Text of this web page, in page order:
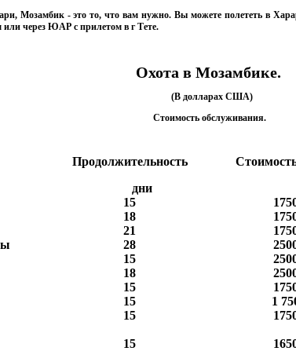
Мозамбик - это то, что вам нужно. Вы можете полететь в
или через ЮАР с прилетом в г Тете.
Охота в Мозамбике.
(В долларах США)
Cтоимость обслуживания.
Продолжительность
дни
15
18
21
28
15
18
15
15 1
15
15